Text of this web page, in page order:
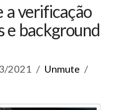
a verificação
e background
2021
Unmute